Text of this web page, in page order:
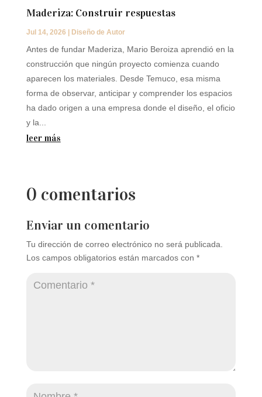
Maderiza: Construir respuestas
Jul 14, 2026 Diseño de Autor
Antes de fundar Maderiza, Mario Beroiza aprendió en la
construcción que ningún proyecto comienza cuando
aparecen los materiales. Desde Temuco, esa misma
forma de observar, anticipar y comprender los espacios
ha dado origen a una empresa donde el diseño, el oficio
y la...
leer más
0 comentarios
Enviar un comentario
Tu dirección de correo electrónico no será publicada.
Los campos obligatorios están marcados con *